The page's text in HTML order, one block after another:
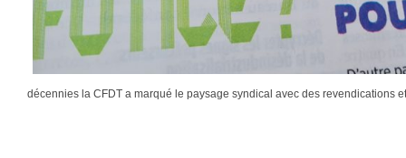
décennies la CFDT a marqué le paysage syndical avec des revendications